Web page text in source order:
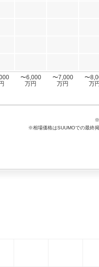
〜6,000
万円
〜7,000
万円
〜
万
※
※相場価格はSUUMOでの最終